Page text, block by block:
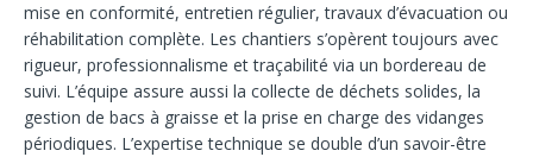
mise en conformité, entretien régulier, travaux d’évacuation ou
réhabilitation complète. Les chantiers s’opèrent toujours avec
rigueur, professionnalisme et traçabilité via un bordereau de
suivi. L’équipe assure aussi la collecte de déchets solides, la
gestion de bacs à graisse et la prise en charge des vidanges
périodiques. L’expertise technique se double d’un savoir-être